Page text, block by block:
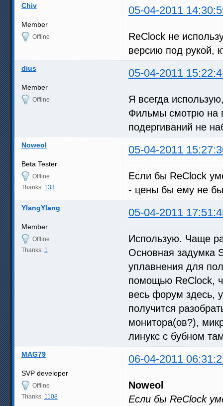
Chiv 05-04-2011
Member
Offline
ReClock не
версию под рукой,
dius 05-04-2011
Member
Offline
Я всегда
Фильмы смотрю на
подергиваний не
Noweol 05-04-2011
Beta Tester
Offline
Thanks: 133
Если бы ReClock
- цены бы ему не
YlangYlang 05-04-2011
Member
Offline
Thanks: 1
Использую. Чаще
Основная задумка
уплавнения для
помощью ReClock,
весь форум здесь,
получится
монитора(ов?),
линукс с бубном
MAG79 06-04-2011
SVP developer
Offline
Thanks: 1108
Noweol
Если бы ReClock